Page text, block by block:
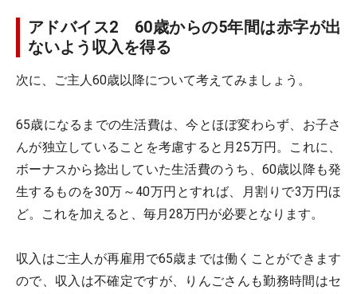
アドバイス2 60歳からの5年間は赤字が出
ないよう収入を得る
次に、ご主人60歳以降について考えてみましょう。
65歳になるまでの生活費は、今とほぼ変わらず、お子さ
んが独立していることを考慮すると月25万円。これに、
ボーナスから捻出していた生活費のうち、60歳以降も発
生するものを30万～40万円とすれば、月割りで3万円ほ
ど。これを加えると、毎月28万円が必要となります。
収入はご主人が再雇用で65歳までは働くことができます
ので、収入は不確定ですが、りんごさんも勤務時間はセ